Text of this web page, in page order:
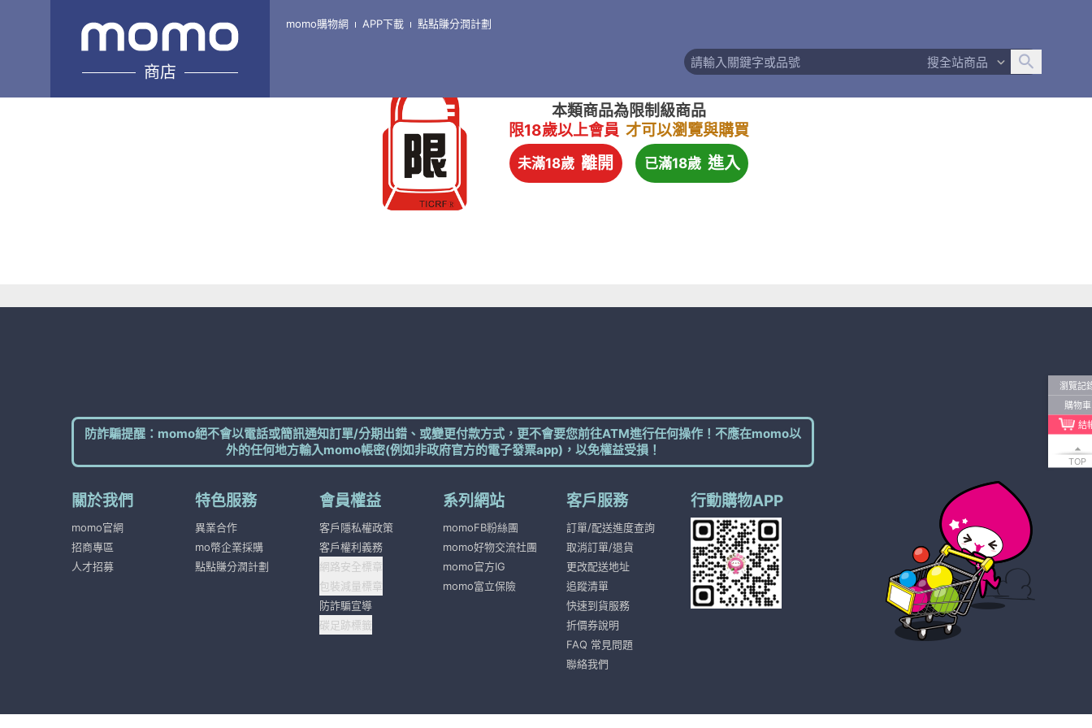
商店
momo購物網 APP下載 點點賺分潤計劃
搜全站商品
本類商品為限制級商品
限18歲以上會員 才可以瀏覽與購買
未滿18歲 離開 已滿18歲 進入
防詐騙提醒：momo絕不會以電話或簡訊通知訂單/分期出錯、或變更付款方式，更不會要您前往ATM進行任何操作！不應在momo以
外的任何地方輸入momo帳密(例如非政府官方的電子發票app)，以免權益受損！
關於我們
momo官網
招商專區
人才招募
特色服務
異業合作
mo幣企業採購
點點賺分潤計劃
會員權益
客戶隱私權政策
客戶權利義務
網路安全標章
包裝減量標章
防詐騙宣導
碳足跡標籤
系列網站
momoFB粉絲團
momo好物交流社團
momo官方IG
momo富立保險
客戶服務
訂單/配送進度查詢
取消訂單/退貨
更改配送地址
追蹤清單
快速到貨服務
折價券說明
FAQ 常見問題
聯絡我們
行動購物APP
瀏覽記
購物車
結
TOP